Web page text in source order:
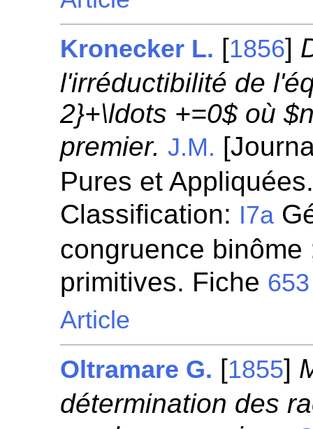
Kronecker L. [1856]
l'irréductibilité de
2}+\ldots +=0$ où
premier. J.M.
Pures et
Classification: I7a
congruence
primitives. Fiche 653
Article
Oltramare G. [1855]
détermination des